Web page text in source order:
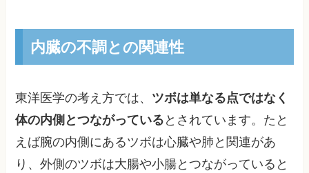
内臓の不調との関連性
東洋医学の考え方では、 ツボは単なる点ではなく
体の内側とつながっている とされています。たと
えば腕の内側にあるツボは心臓や肺と関連があ
り、外側のツボは大腸や小腸とつながっていると